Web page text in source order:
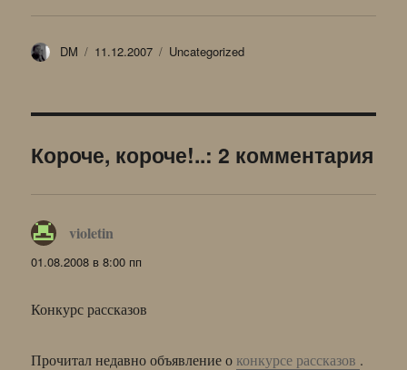
Автор
DM Опубликовано
11.12.2007 Рубрики
Uncategorized
Короче, короче!..: 2 комментария
violetin
01.08.2008 в 8:00 пп
Конкурс рассказов
Прочитал недавно объявление о конкурсе рассказов .